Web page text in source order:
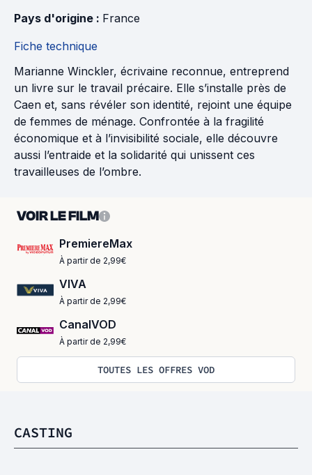
Pays d'origine : France
Fiche technique
Marianne Winckler, écrivaine reconnue, entreprend
un livre sur le travail précaire. Elle s’installe près de
Caen et, sans révéler son identité, rejoint une équipe
de femmes de ménage. Confrontée à la fragilité
économique et à l’invisibilité sociale, elle découvre
aussi l’entraide et la solidarité qui unissent ces
travailleuses de l’ombre.
VOIR LE FILM
PremiereMax
À partir de 2,99€
VIVA
À partir de 2,99€
CanalVOD
À partir de 2,99€
TOUTES LES OFFRES VOD
CASTING